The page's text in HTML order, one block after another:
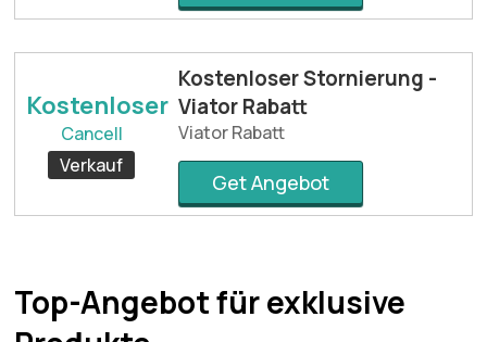
Kostenloser
Cancell
Verkauf
Kostenloser Stornierung -
Viator Rabatt
Viator Rabatt
Get Angebot
Top-Angebot für exklusive